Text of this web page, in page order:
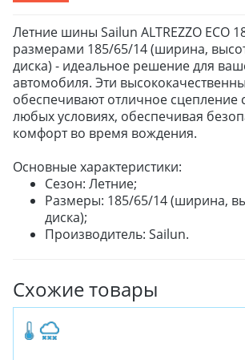
Летние шины Sailun ALTREZZO ECO
размерами 185/65/14 (ширина,
диска) - идеальное решение для
автомобиля. Эти
обеспечивают отличное сцепление
любых условиях, обеспечивая
комфорт во время вождения.
Основные характеристики:
Сезон: Летние;
Размеры: 185/65/14 (ширина,
диска);
Производитель: Sailun.
Схожие товары